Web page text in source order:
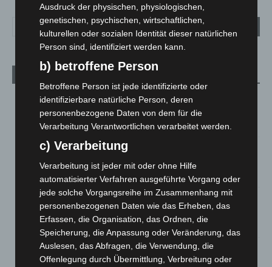
Aktuelle Beiträge
Kunst trifft Weingenuss: Barbara-Susann Mehring zeigt ihre
Werke im Jacques’ Wein-Depot Isernhagen
8. August 2026
A2: Zweite Turbobaustelle startet zwischen Hannover-West
und Bothfeld
8. August 2026
Niedersachsen: Feuerwehrkräfte kehren nach
Waldbrandeinsatz aus Spanien zurück
7. August 2026
Hannover: Erste Tigermücken-Population in Niedersachsen
entdeckt
Ausdruck der physischen, physiologischen,
genetischen, psychischen, wirtschaftlichen,
kulturellen oder sozialen Identität dieser natürlichen
Person sind, identifiziert werden kann.
b) betroffene Person
Betroffene Person ist jede identifizierte oder
identifizierbare natürliche Person, deren
personenbezogene Daten von dem für die
Verarbeitung Verantwortlichen verarbeitet werden.
c) Verarbeitung
Verarbeitung ist jeder mit oder ohne Hilfe
automatisierter Verfahren ausgeführte Vorgang oder
jede solche Vorgangsreihe im Zusammenhang mit
personenbezogenen Daten wie das Erheben, das
Erfassen, die Organisation, das Ordnen, die
Speicherung, die Anpassung oder Veränderung, das
Auslesen, das Abfragen, die Verwendung, die
Offenlegung durch Übermittlung, Verbreitung oder